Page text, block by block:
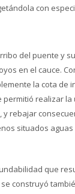
con
del puente y
en el cauce.
la cota de
permitió realizar
y rebajar
situados aguas
que
construyó